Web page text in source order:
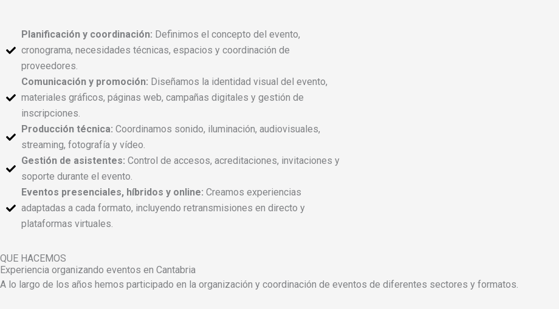
Planificación y coordinación: Definimos el concepto del evento,
cronograma, necesidades técnicas, espacios y coordinación de
proveedores.
Comunicación y promoción: Diseñamos la identidad visual del evento,
materiales gráficos, páginas web, campañas digitales y gestión de
inscripciones.
Producción técnica: Coordinamos sonido, iluminación, audiovisuales,
streaming, fotografía y vídeo.
Gestión de asistentes: Control de accesos, acreditaciones, invitaciones y
soporte durante el evento.
Eventos presenciales, híbridos y online: Creamos experiencias
adaptadas a cada formato, incluyendo retransmisiones en directo y
plataformas virtuales.
QUE HACEMOS
Experiencia organizando eventos en Cantabria
A lo largo de los años hemos participado en la organización y coordinación de eventos de diferentes sectores y formatos.